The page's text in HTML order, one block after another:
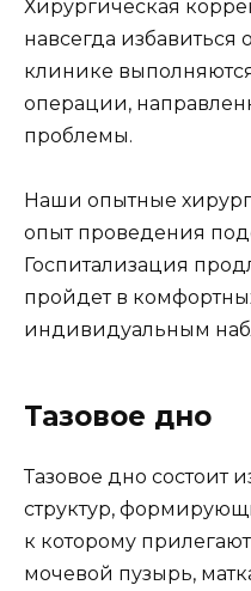
Хирургическая
навсегда избавиться
клинике
операции,
проблемы.
Наши опытные
опыт проведения
Госпитализация
пройдет в
индивидуальным
Тазовое дно
Тазовое дно состоит
структур,
к которому
мочевой пузырь,